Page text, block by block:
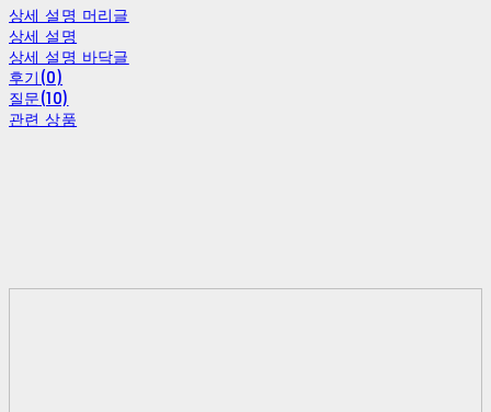
상세 설명 머리글
상세 설명
상세 설명 바닥글
후기(0)
질문(10)
관련 상품